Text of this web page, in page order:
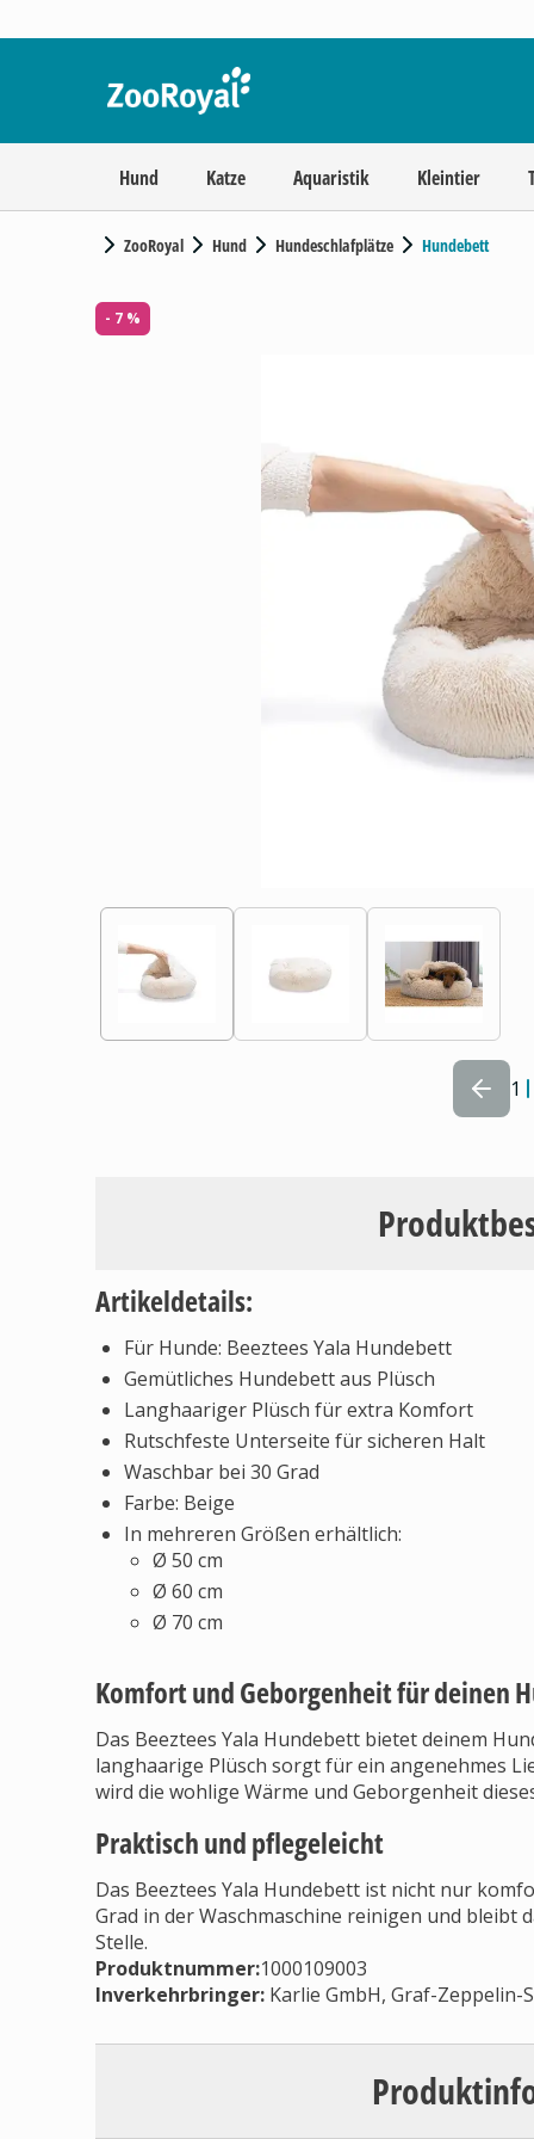
Hund Katze Aquaristik Kleintier
ZooRoyal Hund Hundeschlafplätze Hundebett
- 7 %
1
Artikeldetails:
Für Hunde: Beeztees Yala Hundebett
Gemütliches Hundebett aus Plüsch
Langhaariger Plüsch für extra Komfort
Rutschfeste Unterseite für sicheren Halt
Waschbar bei 30 Grad
Farbe: Beige
In mehreren Größen erhältlich:
Ø 50 cm
Ø 60 cm
Ø 70 cm
Komfort und Geborgenheit für deinen
Das Beeztees Yala Hundebett bietet deinem
langhaarige Plüsch sorgt für ein angenehmes
wird die wohlige Wärme und Geborgenheit
Praktisch und pflegeleicht
Das Beeztees Yala Hundebett ist nicht nur
Grad in der Waschmaschine reinigen und
Stelle.
Produktnummer:1000109003
Inverkehrbringer: Karlie GmbH, Graf-Zeppelin-